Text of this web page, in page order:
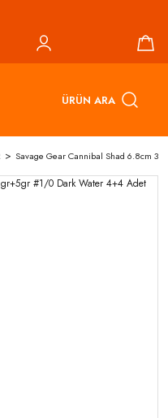
ÜRÜN ARA
Savage Gear Cannibal Shad 6.8cm